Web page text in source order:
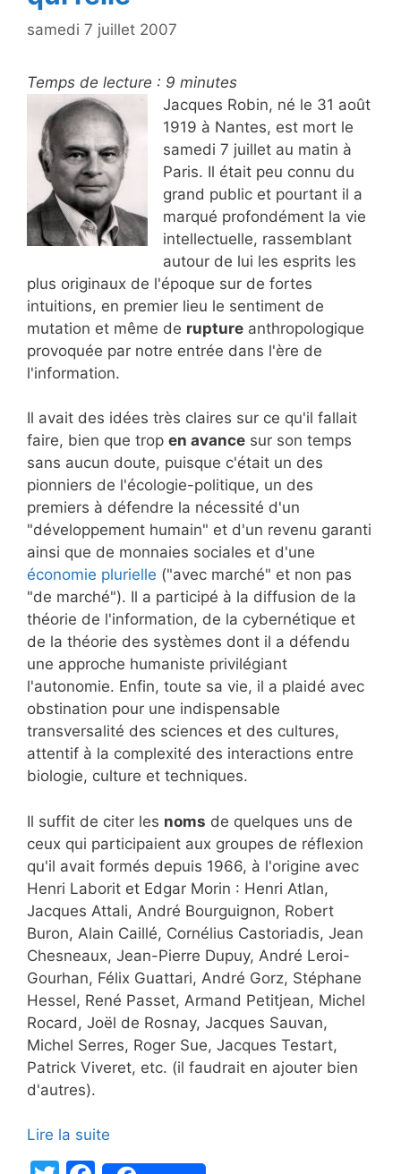
samedi 7 juillet 2007
Temps de lecture : 9 minutes
Jacques Robin, né le 31 août
1919 à Nantes, est mort le
samedi 7 juillet au matin à
Paris. Il était peu connu du
grand public et pourtant il a
marqué profondément la vie
intellectuelle, rassemblant
autour de lui les esprits les
plus originaux de l'époque sur de fortes
intuitions, en premier lieu le sentiment de
mutation et même de rupture anthropologique
provoquée par notre entrée dans l'ère de
l'information.
Il avait des idées très claires sur ce qu'il fallait
faire, bien que trop en avance sur son temps
sans aucun doute, puisque c'était un des
pionniers de l'écologie-politique, un des
premiers à défendre la nécessité d'un
"développement humain" et d'un revenu garanti
ainsi que de monnaies sociales et d'une
économie plurielle ("avec marché" et non pas
"de marché"). Il a participé à la diffusion de la
théorie de l'information, de la cybernétique et
de la théorie des systèmes dont il a défendu
une approche humaniste privilégiant
l'autonomie. Enfin, toute sa vie, il a plaidé avec
obstination pour une indispensable
transversalité des sciences et des cultures,
attentif à la complexité des interactions entre
biologie, culture et techniques.
Il suffit de citer les noms de quelques uns de
ceux qui participaient aux groupes de réflexion
qu'il avait formés depuis 1966, à l'origine avec
Henri Laborit et Edgar Morin : Henri Atlan,
Jacques Attali, André Bourguignon, Robert
Buron, Alain Caillé, Cornélius Castoriadis, Jean
Chesneaux, Jean-Pierre Dupuy, André Leroi-
Gourhan, Félix Guattari, André Gorz, Stéphane
Hessel, René Passet, Armand Petitjean, Michel
Rocard, Joël de Rosnay, Jacques Sauvan,
Michel Serres, Roger Sue, Jacques Testart,
Patrick Viveret, etc. (il faudrait en ajouter bien
d'autres).
Lire la suite